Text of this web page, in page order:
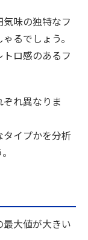
味の独特なフ
るでしょう。
ロ感のあるフ
れ異なりま
イプかを分析
大値が大きい